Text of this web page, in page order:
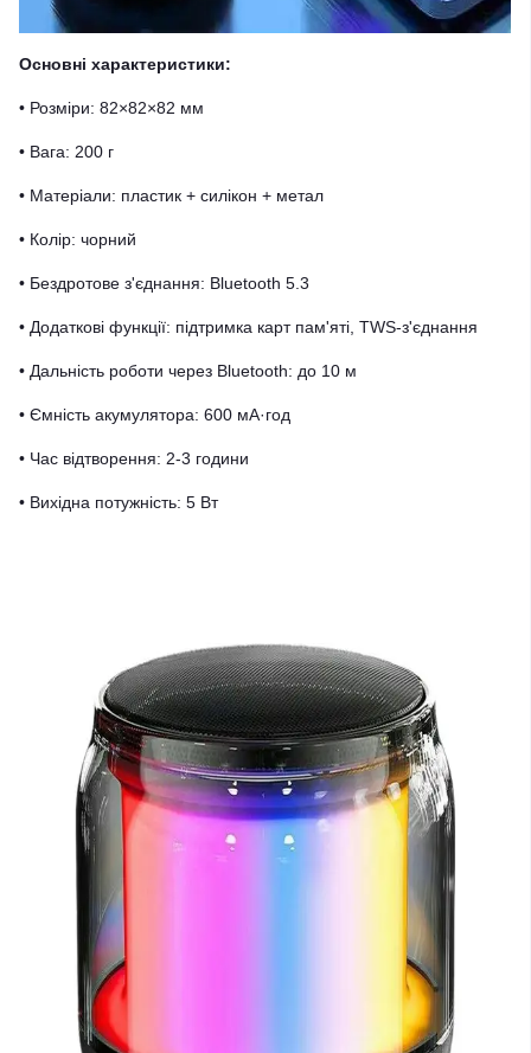
Основні характеристики:
• Розміри: 82×82×82 мм
• Вага: 200 г
• Матеріали: пластик + силікон + метал
• Колір: чорний
• Бездротове з'єднання: Bluetooth 5.3
• Додаткові функції: підтримка карт пам'яті, TWS-з'єднання
• Дальність роботи через Bluetooth: до 10 м
• Ємність акумулятора: 600 мА·год
• Час відтворення: 2-3 години
• Вихідна потужність: 5 Вт